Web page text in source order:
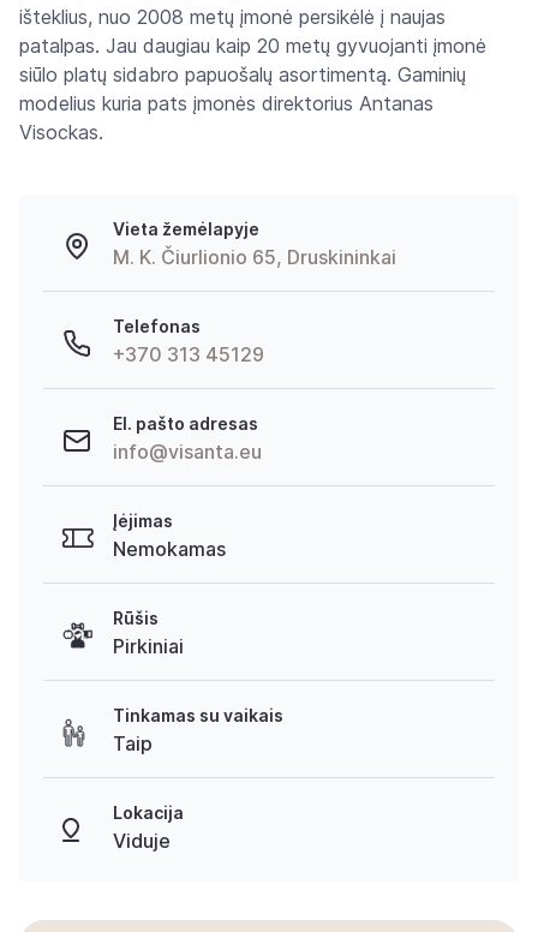
išteklius, nuo 2008 metų įmonė persikėlė į naujas
patalpas. Jau daugiau kaip 20 metų gyvuojanti įmonė
siūlo platų sidabro papuošalų asortimentą. Gaminių
modelius kuria pats įmonės direktorius Antanas
Visockas.
Vieta žemėlapyje
M. K. Čiurlionio 65, Druskininkai
Telefonas
+370 313 45129
El. pašto adresas
info@visanta.eu
Įėjimas
Nemokamas
Rūšis
Pirkiniai
Tinkamas su vaikais
Taip
Lokacija
Viduje